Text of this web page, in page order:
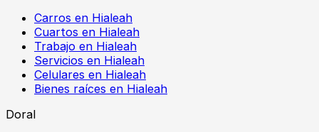
Carros en Hialeah
Cuartos en Hialeah
Trabajo en Hialeah
Servicios en Hialeah
Celulares en Hialeah
Bienes raíces en Hialeah
Doral